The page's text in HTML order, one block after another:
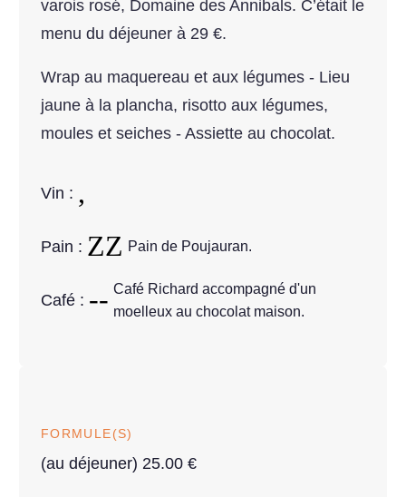
varois rosé, Domaine des Annibals. C’était le
menu du déjeuner à 29 €.
Wrap au maquereau et aux légumes - Lieu
jaune à la plancha, risotto aux légumes,
moules et seiches - Assiette au chocolat.
Vin :
Pain : Pain de Poujauran.
Café :
Café Richard accompagné d'un
moelleux au chocolat maison.
FORMULE(S)
(au déjeuner) 25.00 €